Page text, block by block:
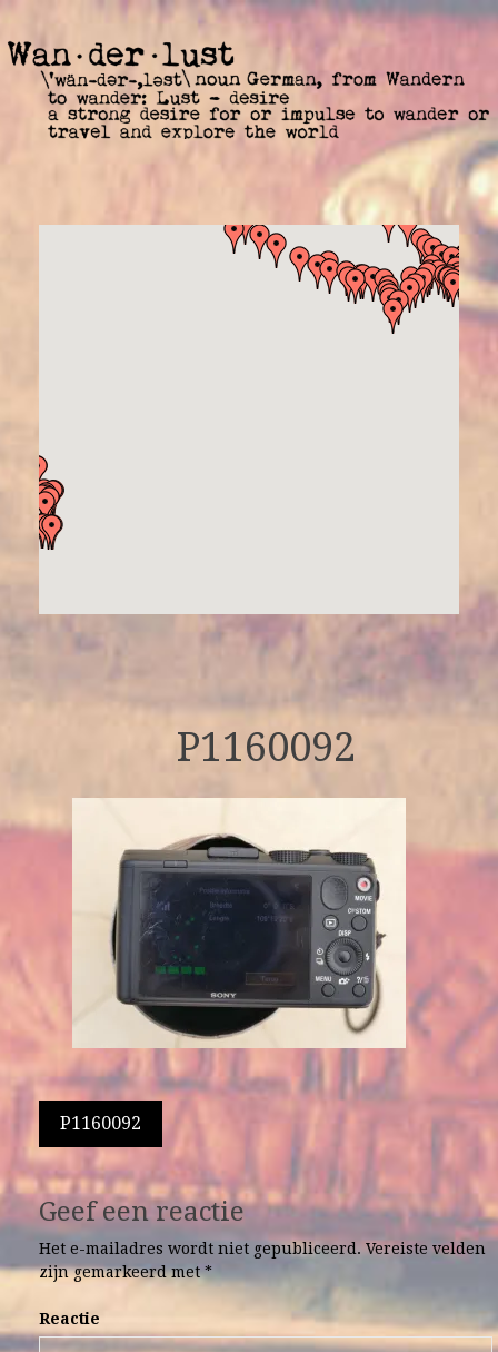
P1160092
Berichtnavigatie
P1160092
Geef een reactie
Het e-mailadres wordt niet gepubliceerd. Vereiste velden
zijn gemarkeerd met*
Reactie